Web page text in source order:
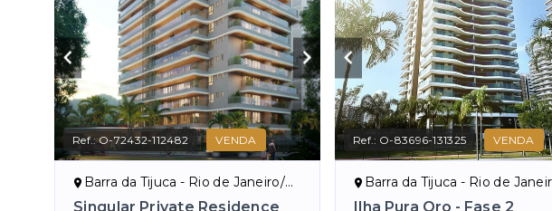
Ref.:O-72432-112482 VENDA
Barra da Tijuca - Rio de Janeiro/RJ
Singular Private Residence
Ref.: O-83696-131325 VENDA
Barra da Tijuca - Rio de
Ilha Pura Oro - Fase 2